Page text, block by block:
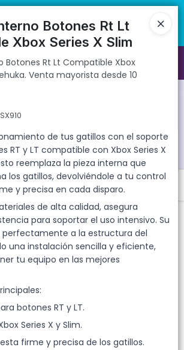
Rt Lt Compatible Xbox Series X Slim Dehuka.
Botones Rt Lt
Xbox Series X Slim
Botones Rt Lt Compatible Xbox
Venta mayorista desde 10
de tus gatillos con el soporte
RT y LT compatible con Xbox Series X
reemplaza la pieza interna que
los gatillos, devolviéndole a tu control
y precisa en cada disparo.
de alta calidad, asegura
para soportar el uso intensivo. Su
perfectamente a la estructura del
una instalación sencilla y eficiente,
tu equipo en las mejores
botones RT y LT.
Series X y Slim.
firme y precisa de los gatillos.
mayorista desde 10 unidades. ¡Registrate y
a precios exclusivos!
Ingresar a la Tienda
Rt Lt Compatible Xbox Series X Slim Dehuka.
10 unidades.